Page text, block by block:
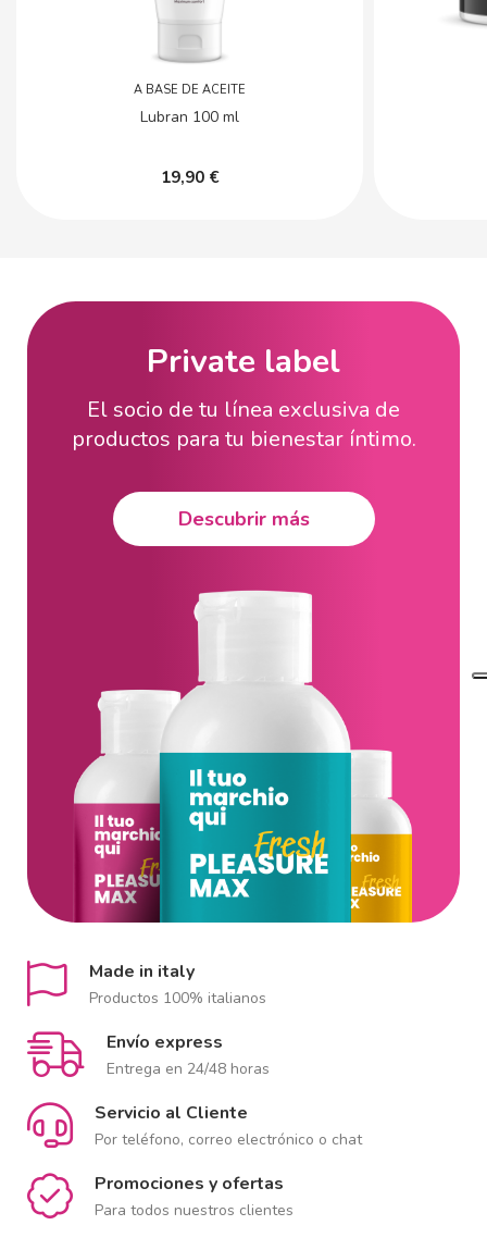
A BASE DE ACEITE
Lubran 100 ml
19,90 €
Private label
El socio de tu línea exclusiva de
productos para tu bienestar íntimo.
Descubrir más
Made in italy
Productos 100% italianos
Envío express
Entrega en 24/48 horas
Servicio al Cliente
Por teléfono, correo electrónico o chat
Promociones y ofertas
Para todos nuestros clientes